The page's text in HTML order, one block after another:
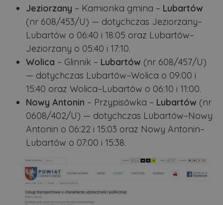
Jeziorzany – Kamionka gmina – Lubartów
(nr 608/453/U) — dotychczas Jeziorzany–
Lubartów o 06:40 i 18:05 oraz Lubartów–
Jeziorzany o 05:40 i 17:10.
Wolica – Glinnik – Lubartów (nr 608/457/U)
— dotychczas Lubartów–Wolica o 09:00 i
15:40 oraz Wolica–Lubartów o 06:10 i 11:00.
Nowy Antonin – Przypisówka – Lubartów (nr
0608/402/U) — dotychczas Lubartów–Nowy
Antonin o 06:22 i 15:03 oraz Nowy Antonin–
Lubartów o 07:00 i 15:38.